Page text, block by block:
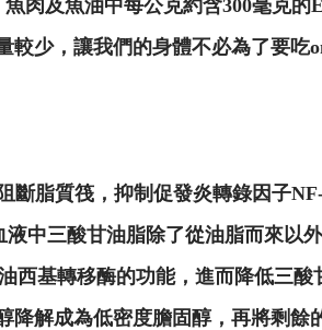
肉及魚油中每公克約含300毫克
少，讓我們的身體不必為了要吃
脂質筏，抑制促發炎轉錄因子
中三酸甘油脂除了從油脂而來以
基轉移酶的功能，進而降低三
解成為低密度膽固醇，再將剩餘